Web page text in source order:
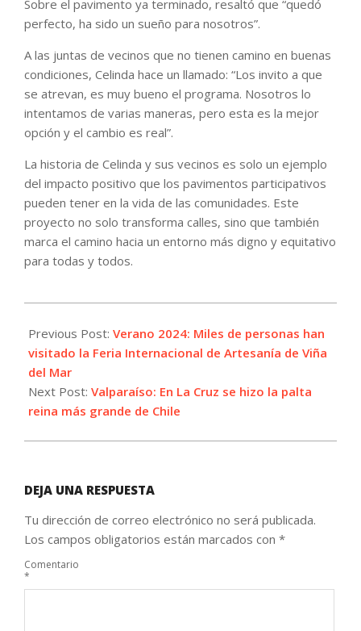
Sobre el pavimento ya terminado, resaltó que “quedó
perfecto, ha sido un sueño para nosotros”.
A las juntas de vecinos que no tienen camino en buenas
condiciones, Celinda hace un llamado: “Los invito a que
se atrevan, es muy bueno el programa. Nosotros lo
intentamos de varias maneras, pero esta es la mejor
opción y el cambio es real”.
La historia de Celinda y sus vecinos es solo un ejemplo
del impacto positivo que los pavimentos participativos
pueden tener en la vida de las comunidades. Este
proyecto no solo transforma calles, sino que también
marca el camino hacia un entorno más digno y equitativo
para todas y todos.
01-
29
Previous Post: Verano 2024: Miles de personas han
visitado la Feria Internacional de Artesanía de Viña
del Mar
Next Post: Valparaíso: En La Cruz se hizo la palta
reina más grande de Chile
DEJA UNA RESPUESTA
Tu dirección de correo electrónico no será publicada.
Los campos obligatorios están marcados con *
Comentario
*